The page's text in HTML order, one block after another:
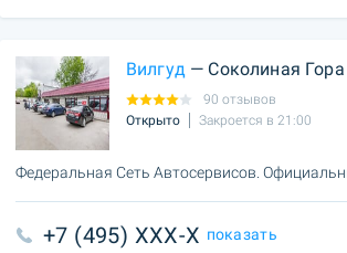
Вилгуд — Соколиная Гора
90 отзывов
Открыто
Закроется в 21:00
Федеральная Сеть Автосервисов.
+7 (495) XXX-X показать